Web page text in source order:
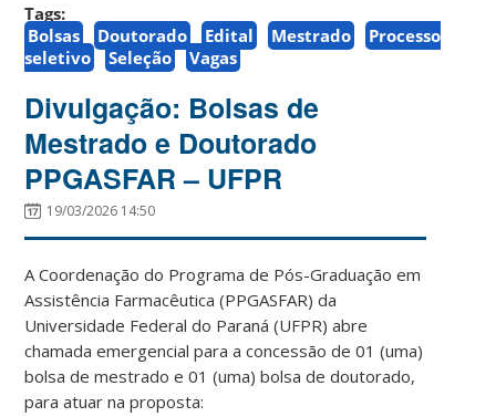
Tags:
Bolsas
Doutorado Edital Mestrado
Processo
seletivo
Seleção Vagas
Divulgação: Bolsas de
Mestrado e Doutorado
PPGASFAR – UFPR
19/03/2026 14:50
A Coordenação do Programa de Pós-Graduação em
Assistência Farmacêutica (PPGASFAR) da
Universidade Federal do Paraná (UFPR) abre
chamada emergencial para a concessão de 01 (uma)
bolsa de mestrado e 01 (uma) bolsa de doutorado,
para atuar na proposta: